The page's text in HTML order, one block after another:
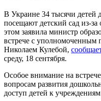
В Украине 34 тысячи детей
посещают детский сад из-
этом заявила министр
встрече с уполномоченным
Николаем Кулебой,
среду, 18 сентября.
Особое внимание на
вопросам развития
доступ детей к